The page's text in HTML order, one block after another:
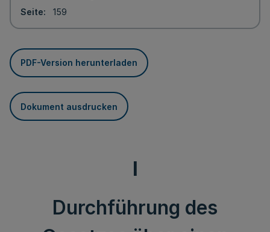
Seite
159
PDF-Version herunterladen
Dokument ausdrucken
I
Durchführung des